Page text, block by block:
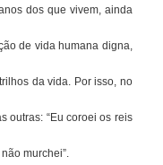
dos que vivem, ainda
de vida humana digna,
da vida. Por isso, no
outras: “Eu coroei os reis
murchei”.